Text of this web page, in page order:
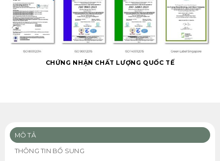
CHỨNG NHẬN CHẤT LƯỢNG QUỐC TẾ
MÔ TẢ
THÔNG TIN BỔ SUNG